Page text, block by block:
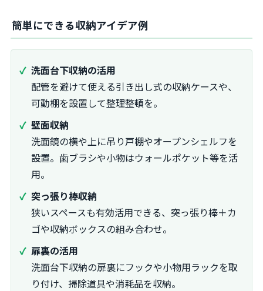
簡単にできる収納アイデア例
洗面台下収納の活用
配管を避けて使える引き出し式の収納ケースや、
可動棚を設置して整理整頓を。
壁面収納
洗面鏡の横や上に吊り戸棚やオープンシェルフを
設置。歯ブラシや小物はウォールポケット等を活
用。
突っ張り棒収納
狭いスペースも有効活用できる、突っ張り棒＋カ
ゴや収納ボックスの組み合わせ。
扉裏の活用
洗面台下収納の扉裏にフックや小物用ラックを取
り付け、掃除道具や消耗品を収納。